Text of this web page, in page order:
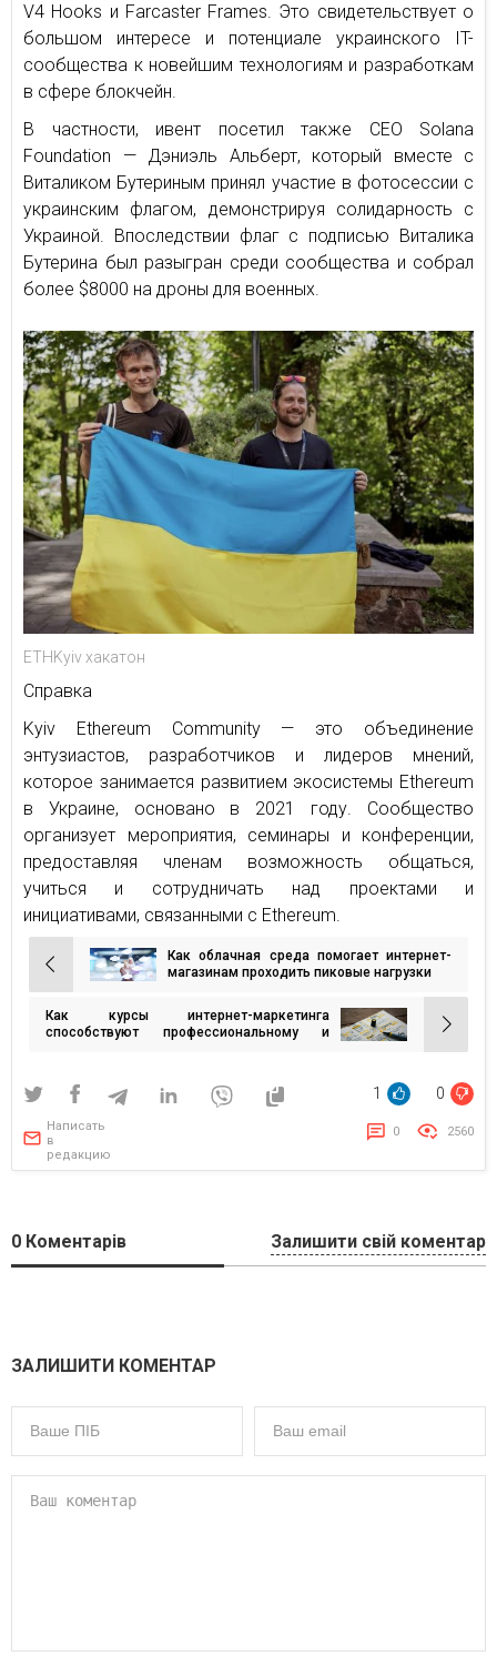
V4 Hooks и Farcaster Frames. Это свидетельствует о
большом интересе и потенциале украинского IT-
сообщества к новейшим технологиям и разработкам
в сфере блокчейн.
В частности, ивент посетил также CEO Solana
Foundation — Дэниэль Альберт, который вместе с
Виталиком Бутериным принял участие в фотосессии с
украинским флагом, демонстрируя солидарность с
Украиной. Впоследствии флаг с подписью Виталика
Бутерина был разыгран среди сообщества и собрал
более $8000 на дроны для военных.
ETHKyiv хакатон
Справка
Kyiv Ethereum Community — это объединение
энтузиастов, разработчиков и лидеров мнений,
которое занимается развитием экосистемы Ethereum
в Украине, основано в 2021 году. Сообщество
организует мероприятия, семинары и конференции,
предоставляя членам возможность общаться,
учиться и сотрудничать над проектами и
инициативами, связанными с Ethereum.
Навигация
по
записям
Как облачная среда помогает интернет-
магазинам проходить пиковые нагрузки
Как курсы интернет-маркетинга
способствуют профессиональному и
1 0
Написать
в
редакцию
0 2560
0 Коментарів Залишити свій коментар
ЗАЛИШИТИ КОМЕНТАР